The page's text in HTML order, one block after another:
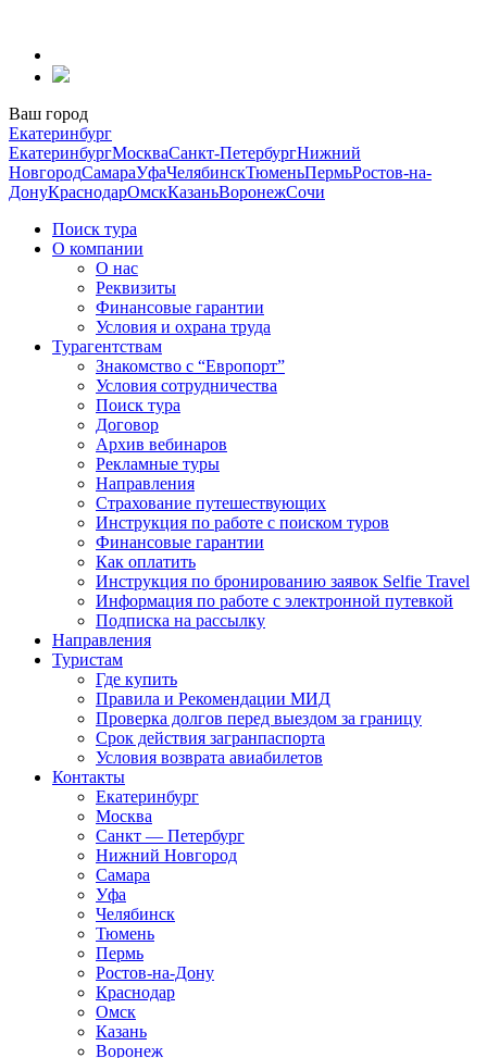
содержанию
Ваш город
Екатеринбург
ЕкатеринбургМоскваСанкт-ПетербургНижний
НовгородСамараУфаЧелябинскТюменьПермьРостов-на-
ДонуКраснодарОмскКазаньВоронежСочи
Поиск тура
О компании
О нас
Реквизиты
Финансовые гарантии
Условия и охрана труда
Турагентствам
Знакомство с “Европорт”
Условия сотрудничества
Поиск тура
Договор
Архив вебинаров
Рекламные туры
Направления
Страхование путешествующих
Инструкция по работе с поиском туров
Финансовые гарантии
Как оплатить
Инструкция по бронированию заявок Selfie Travel
Информация по работе с электронной путевкой
Подписка на рассылку
Направления
Туристам
Где купить
Правила и Рекомендации МИД
Проверка долгов перед выездом за границу
Срок действия загранпаспорта
Условия возврата авиабилетов
Контакты
Екатеринбург
Москва
Санкт — Петербург
Нижний Новгород
Самара
Уфа
Челябинск
Тюмень
Пермь
Ростов-на-Дону
Краснодар
Омск
Казань
Воронеж